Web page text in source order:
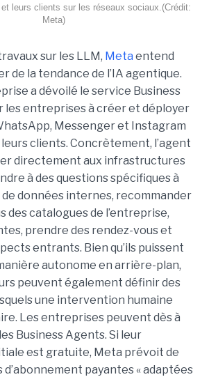
leurs clients sur les réseaux sociaux.(Crédit:
Meta)
sur les LLM, Meta entend
de la tendance de l’IA agentique.
a dévoilé le service Business
les entreprises à créer et déployer
Messenger et Instagram
clients. Concrètement, l’agent
directement aux infrastructures
à des questions spécifiques à
données internes, recommander
des catalogues de l’entreprise,
prendre des rendez-vous et
entrants. Bien qu’ils puissent
autonome en arrière-plan,
peuvent également définir des
une intervention humaine
Les entreprises peuvent dès à
Business Agents. Si leur
est gratuite, Meta prévoit de
payantes « adaptées